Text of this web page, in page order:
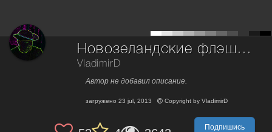
Новозеландские флэшбэки.
VladimirD
Автор не добавил описание.
загружено 23 jul, 2013 Copyright by VladimirD
Подпишись